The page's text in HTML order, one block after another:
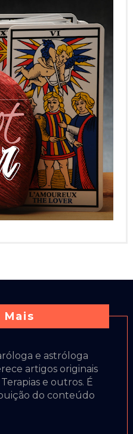
Mais
e astróloga
artigos originais
e outros. É
do conteúdo